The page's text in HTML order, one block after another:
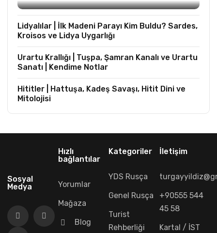
Lidyalılar | İlk Madeni Parayı Kim Buldu? Sardes,
Kroisos ve Lidya Uygarlığı
Urartu Krallığı | Tuşpa, Şamran Kanalı ve Urartu
Sanatı | Kendime Notlar
Hititler | Hattuşa, Kadeş Savaşı, Hitit Dini ve
Mitolojisi
Sosyal
Medya
Hızlı
bağlantılar
Yorumlar
Mağaza
Blog
Kategoriler
YDS Rusça
Genel Rusça
Turist
Rehberliği
İletişim
+90555 544
45 58
Kartal / İST